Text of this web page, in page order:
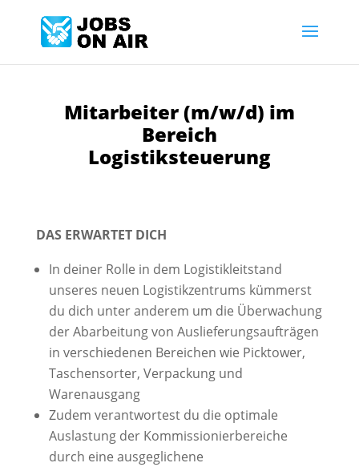
Mitarbeiter (m/w/d) im
Bereich
Logistiksteuerung
DAS ERWARTET DICH
In deiner Rolle in dem Logistikleitstand
unseres neuen Logistikzentrums kümmerst
du dich unter anderem um die Überwachung
der Abarbeitung von Auslieferungsaufträgen
in verschiedenen Bereichen wie Picktower,
Taschensorter, Verpackung und
Warenausgang
Zudem verantwortest du die optimale
Auslastung der Kommissionierbereiche
durch eine ausgeglichene